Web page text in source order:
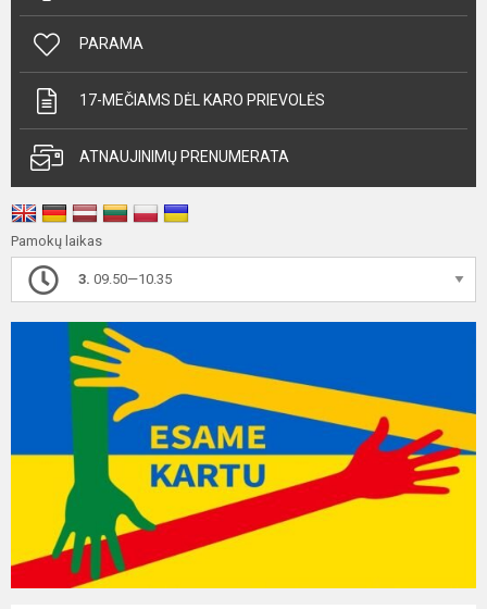
PARAMA
17-MEČIAMS DĖL KARO PRIEVOLĖS
ATNAUJINIMŲ PRENUMERATA
Pamokų laikas
3. 09.50—10.35